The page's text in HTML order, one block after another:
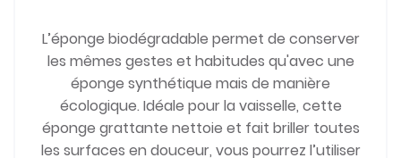
L’éponge biodégradable permet de conserver
les mêmes gestes et habitudes qu'avec une
éponge synthétique mais de manière
écologique. Idéale pour la vaisselle, cette
éponge grattante nettoie et fait briller toutes
les surfaces en douceur, vous pourrez l’utiliser